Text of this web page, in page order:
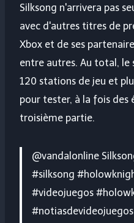
Silksong n'arrivera pas
avec d'autres titres de
Xbox et de ses
entre autres. Au total, le
120 stations de jeu et
pour tester, à la fois des
troisième partie.
@vandalonline
#silksong
#videojuegos